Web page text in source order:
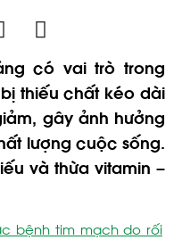
có vai trò trong
thiếu chất kéo dài
gây ảnh hưởng
lượng cuộc sống.
và thừa vitamin –
bệnh tim mạch do rối